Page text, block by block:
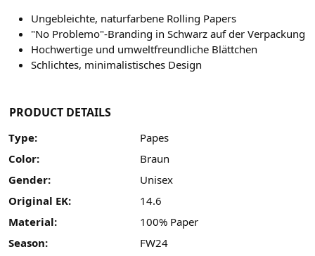
Ungebleichte, naturfarbene Rolling Papers
"No Problemo"-Branding in Schwarz auf der Verpackung
Hochwertige und umweltfreundliche Blättchen
Schlichtes, minimalistisches Design
PRODUCT DETAILS
Type:
Papes
Color:
Braun
Gender:
Unisex
Original EK:
14.6
Material:
100% Paper
Season:
FW24